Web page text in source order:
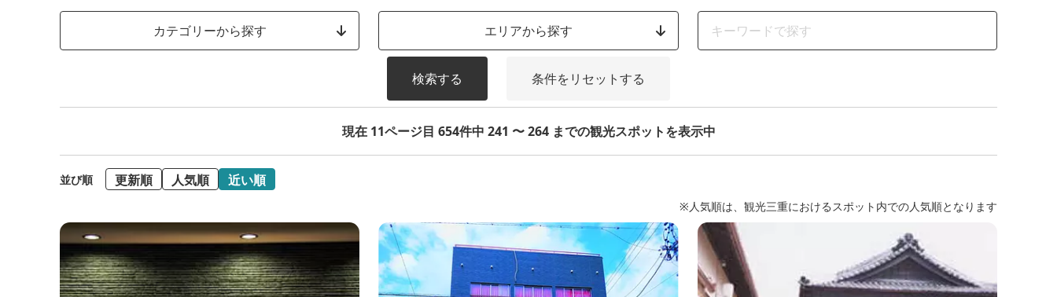
カテゴリーから探す エリアから探す
検索する 条件をリセットする
現在 11ページ目 654件中 241 〜 264 までの観光スポットを表示中
並び順 更新順 人気順 近い順
※人気順は、観光三重におけるスポット内での人気順となります